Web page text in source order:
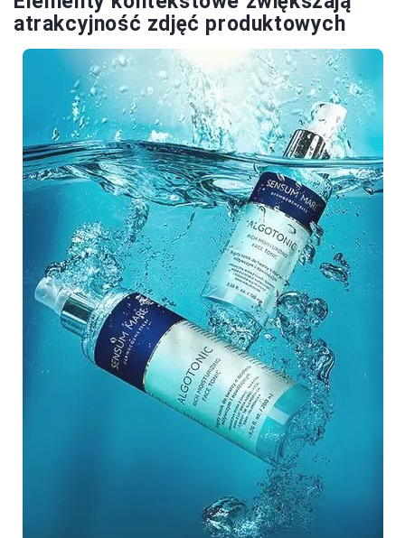
atrakcyjność zdjęć produktowych